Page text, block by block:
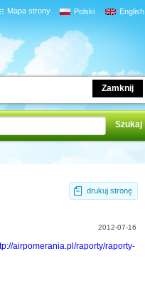
Zamknij
Mapa strony Polski English
drukuj stronę
2012-07-16
airpomerania.pl/raporty/raporty-